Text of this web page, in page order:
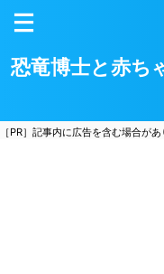
恐竜博士と赤ち
［PR］記事内に広告を含む場合が